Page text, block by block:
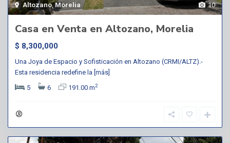
10
Altozano,Morelia
Casa en Venta en Altozano, Morelia
$ 8,300,000
Una Joya de Espacio y Sofisticación en Altozano (CRMI/ALTZ).-
Esta residencia redefine la [más]
5
6 191.00 m2